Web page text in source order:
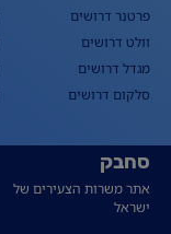
פרטנר דרושים
וולט דרושים
מגדל דרושים
סלקום דרושים
סחבק
אתר משרות הצעירים של
ישראל